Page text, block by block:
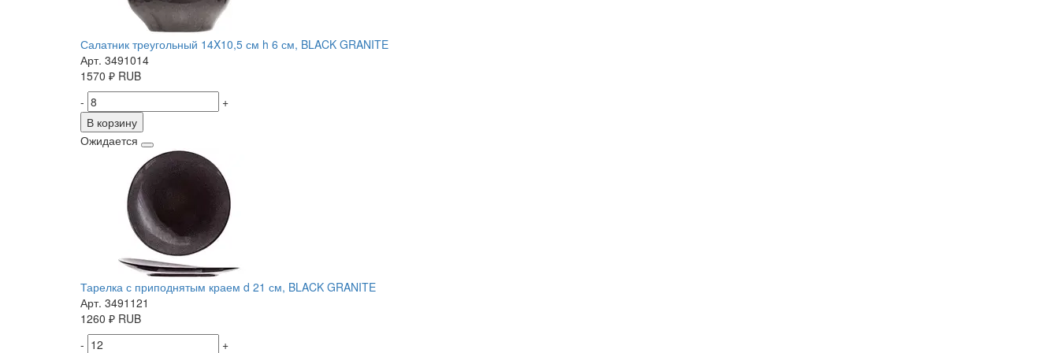
Салатник треугольный 14X10,5 см h 6 см, BLACK GRANITE
Арт. 3491014
1570 ₽ RUB
-
+
В корзину
Ожидается
Тарелка с приподнятым краем d 21 см, BLACK GRANITE
Арт. 3491121
1260 ₽ RUB
-
+